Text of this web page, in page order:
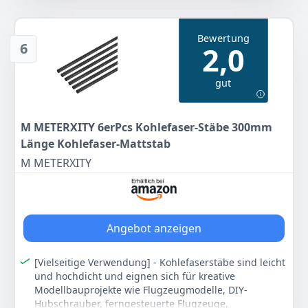
79
Farbe Hersteller Gewicht
Schwarz
Lustige Quadkopter Drohne
Heartbeat Geschenke
Anzeigen
6
Bewertung
2,0
gut
M METERXITY 6erPcs Kohlefaser-Stäbe 300mm
Länge Kohlefaser-Mattstab
M METERXITY
Angebot anzeigen
[Vielseitige Verwendung] - Kohlefaserstäbe sind leicht
und hochdicht und eignen sich für kreative
Modellbauprojekte wie Flugzeugmodelle, DIY-
Hubschrauber, ferngesteuerte Flugzeuge,